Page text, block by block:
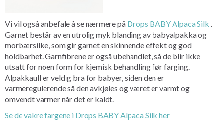
Vi vil også anbefale å se nærmere på Drops BABY Alpaca Silk
Garnet består av en utrolig myk blanding av babyalpakka og
morbærsilke, som gir garnet en skinnende effekt og god
holdbarhet. Garnfibrene er også ubehandlet, så de blir ikke
utsatt for noen form for kjemisk behandling før farging.
Alpakkaull er veldig bra for babyer, siden den er
varmeregulerende så den avkjøles og været er varmt og
omvendt varmer når det er kaldt.
Se de vakre fargene i Drops BABY Alpaca Silk her